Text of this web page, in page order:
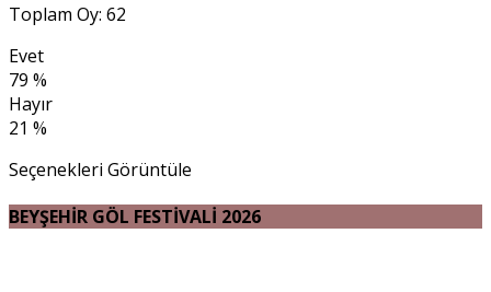
Toplam Oy: 62
Evet
79 %
Hayır
21 %
Seçenekleri Görüntüle
BEYŞEHİR GÖL FESTİVALİ 2026